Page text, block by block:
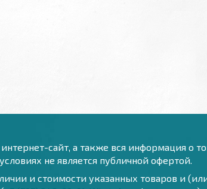
сайт, а также вся информация о
не является публичной офертой.
и стоимости указанных товаров и